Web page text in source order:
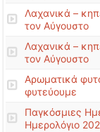
Λαχανικά –
τον Αύγουστο
Λαχανικά –
τον Αύγουστο
Αρωματικά
φυτεύουμε
Παγκόσμιες
Ημερολόγιο